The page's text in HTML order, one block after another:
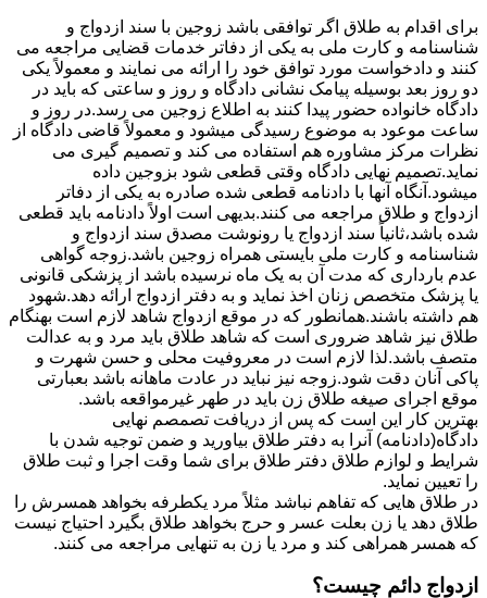
برای اقدام به طلاق اگر توافقی باشد زوجین با سند ازدواج و
شناسنامه و کارت ملی به یکی از دفاتر خدمات قضایی مراجعه می
کنند و دادخواست مورد توافق خود را ارائه می نمایند و معمولاً یکی
دو روز بعد بوسیله پیامک نشانی دادگاه و روز و ساعتی که باید در
دادگاه خانواده حضور پیدا کنند به اطلاع زوجین می رسد.در روز و
ساعت موعود به موضوع رسیدگی میشود و معمولاً قاضی دادگاه از
نظرات مرکز مشاوره هم استفاده می کند و تصمیم گیری می
نماید.تصمیم نهایی دادگاه وقتی قطعی شود بزوجین داده
میشود.آنگاه آنها با دادنامه قطعی شده صادره به یکی از دفاتر
ازدواج و طلاق مراجعه می کنند.بدیهی است اولاً دادنامه باید قطعی
شده باشد،ثانیاً سند ازدواج یا رونوشت مصدق سند ازدواج و
شناسنامه و کارت ملی بایستی همراه زوجین باشد.زوجه گواهی
عدم بارداری که مدت آن به یک ماه نرسیده باشد از پزشکی قانونی
یا پزشک متخصص زنان اخذ نماید و به دفتر ازدواج ارائه دهد.شهود
هم داشته باشند.همانطور که در موقع ازدواج شاهد لازم است بهنگام
طلاق نیز شاهد ضروری است که شاهد طلاق باید مرد و به عدالت
متصف باشد.لذا لازم است در معروفیت محلی و حسن شهرت و
پاکی آنان دقت شود.زوجه نیز نباید در عادت ماهانه باشد بعبارتی
موقع اجرای صیغه طلاق زن باید در طهر غیرمواقعه باشد.
بهترین کار این است که پس از دریافت تصمصم نهایی
دادگاه(دادنامه) آنرا به دفتر طلاق بیاورید و ضمن توجیه شدن با
شرایط و لوازم طلاق دفتر طلاق برای شما وقت اجرا و ثبت طلاق
را تعیین نماید.
در طلاق هایی که تفاهم نباشد مثلاً مرد یکطرفه بخواهد همسرش را
طلاق دهد یا زن بعلت عسر و حرج بخواهد طلاق بگیرد احتیاج نیست
که همسر همراهی کند و مرد یا زن به تنهایی مراجعه می کنند.
ازدواج دائم چیست؟